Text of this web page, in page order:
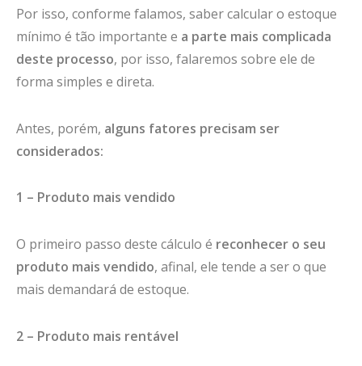
Por isso, conforme falamos, saber calcular o estoque
mínimo é tão importante e a parte mais complicada
deste processo, por isso, falaremos sobre ele de
forma simples e direta.
Antes, porém, alguns fatores precisam ser
considerados:
1 – Produto mais vendido
O primeiro passo deste cálculo é reconhecer o seu
produto mais vendido, afinal, ele tende a ser o que
mais demandará de estoque.
2 – Produto mais rentável